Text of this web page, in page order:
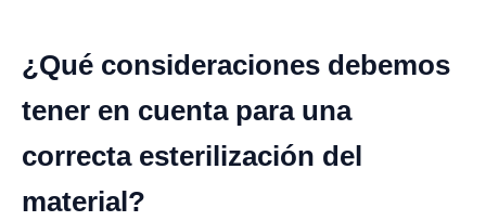
¿Qué consideraciones debemos
tener en cuenta para una
correcta esterilización del
material?